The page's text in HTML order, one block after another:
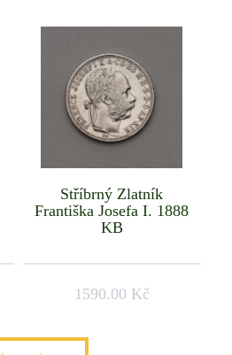
Stříbrný Zlatník
Františka Josefa I. 1888
KB
1590.00 Kč